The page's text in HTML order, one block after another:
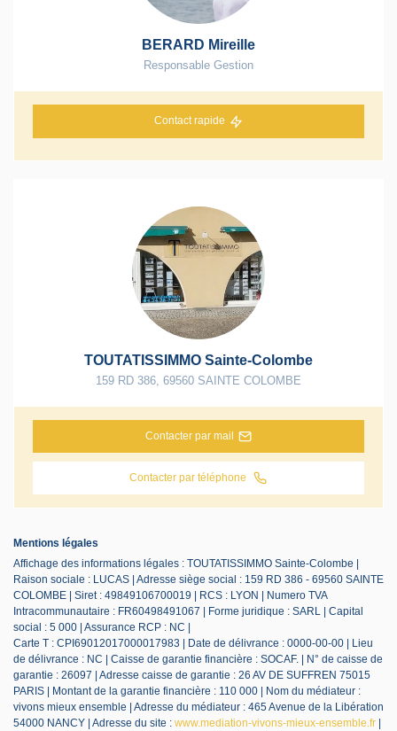
BERARD Mireille
Responsable Gestion
Contact rapide
TOUTATISSIMMO Sainte-Colombe
159 RD 386 69560 SAINTE COLOMBE
Contacter par mail
Contacter par téléphone
Mentions légales
Affichage des informations légales : TOUTATISSIMMO Sainte-Colombe |
Raison sociale : LUCAS | Adresse siège social : 159 RD 386 - 69560 SAINTE
COLOMBE | Siret : 49849106700019 | RCS : LYON | Numero TVA
Intracommunautaire : FR60498491067 | Forme juridique : SARL | Capital
social : 5 000 | Assurance RCP : NC |
Carte T : CPI69012017000017983 | Date de délivrance : 0000-00-00 | Lieu
de délivrance : NC | Caisse de garantie financière : SOCAF. | N° de caisse de
garantie : 26097 | Adresse caisse de garantie : 26 AV DE SUFFREN 75015
PARIS | Montant de la garantie financière : 110 000 | Nom du médiateur :
vivons mieux ensemble | Adresse du médiateur : 465 Avenue de la Libération
54000 NANCY | Adresse du site : www.mediation-vivons-mieux-ensemble.fr